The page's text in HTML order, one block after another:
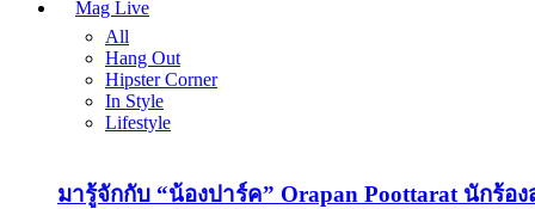
Mag Live
All
Hang Out
Hipster Corner
In Style
Lifestyle
มารู้จักกับ “น้องปาร์ค” Orapan Poottarat นักร้อ